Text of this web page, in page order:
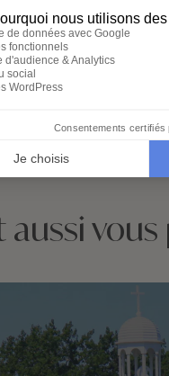
et
à vos
:
Échangez
créer un
vous